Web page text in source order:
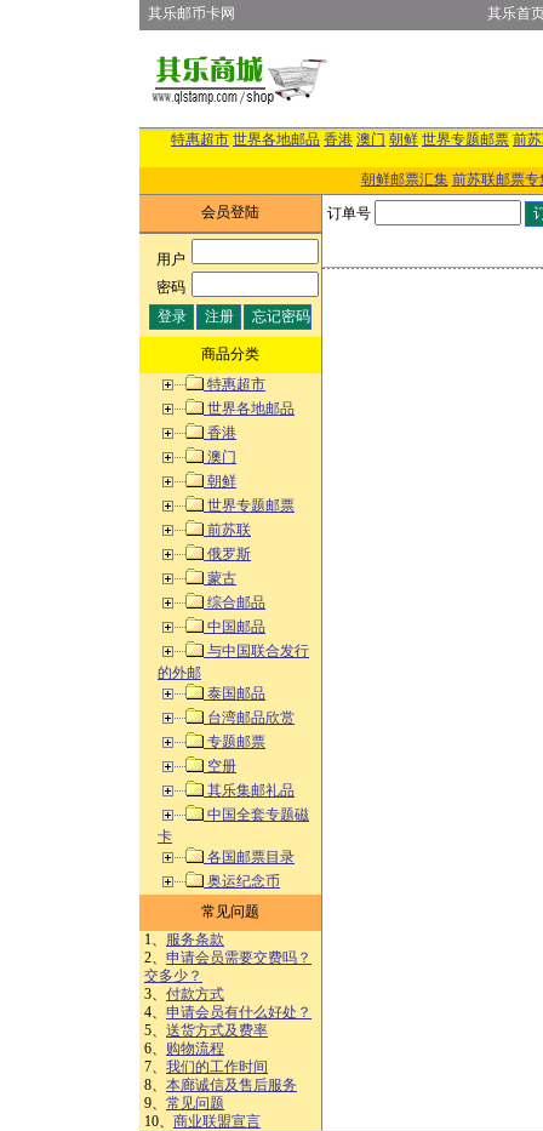
其乐邮币卡网 其乐首
特惠超市 世界各地邮品 香港 澳门 朝鲜 世界专题邮票 前
朝鲜邮票汇集 前苏联邮票专
会员登陆
用户:
密码:
商品分类
特惠超市
世界各地邮品
香港
澳门
朝鲜
世界专题邮票
前苏联
俄罗斯
蒙古
综合邮品
中国邮品
与中国联合发行
的外邮
泰国邮品
台湾邮品欣赏
专题邮票
空册
其乐集邮礼品
中国全套专题磁
卡
各国邮票目录
奥运纪念币
常见问题
1、 服务条款
2、 申请会员需要交费吗？
交多少？
3、 付款方式
4、 申请会员有什么好处？
5、 送货方式及费率
6、 购物流程
7、 我们的工作时间
8、 本廊诚信及售后服务
9、 常见问题
10、 商业联盟宣言
订单号